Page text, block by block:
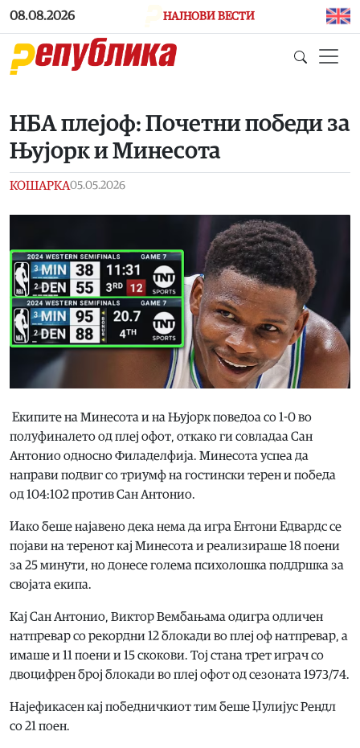
Skip to main content
08.08.2026 НАЈНОВИ ВЕСТИ
НБА плејоф: Почетни победи за
Њујорк и Минесота
КОШАРКА05.05.2026
Екипите на Минесота и на Њујорк поведоа со 1-0 во
полуфиналето од плеј офот, откако ги совладаа Сан
Антонио односно Филаделфија. Минесота успеа да
направи подвиг со триумф на гостински терен и победа
од 104:102 против Сан Антонио.
Иако беше најавено дека нема да игра Ентони Едвардс се
појави на теренот кај Минесота и реализираше 18 поени
за 25 минути, но донесе голема психолошка поддршка за
својата екипа.
Кај Сан Антонио, Виктор Вембањама одигра одличен
натпревар со рекордни 12 блокади во плеј оф натпревар, а
имаше и 11 поени и 15 скокови. Тој стана трет играч со
двоцифрен број блокади во плеј офот од сезоната 1973/74.
Најефикасен кај победничкиот тим беше Џулијус Рендл
со 21 поен.